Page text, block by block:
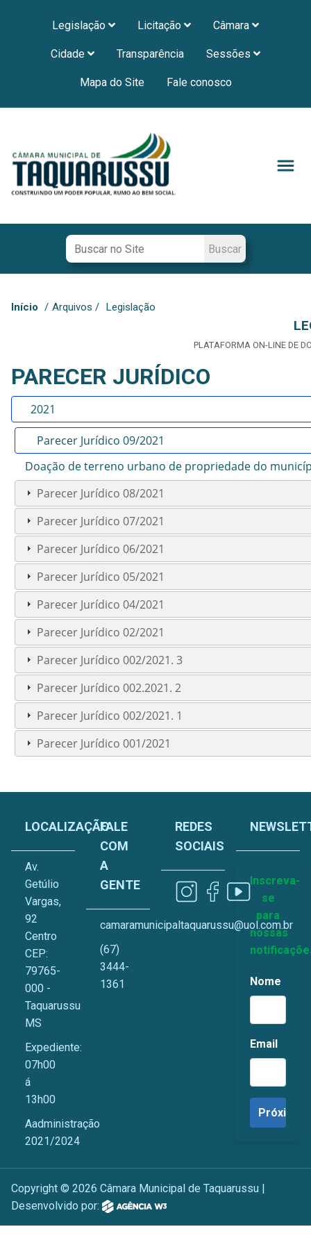
Legislação Licitação Câmara
Cidade Transparência Sessões
Mapa do Site Fale conosco
Início / Arquivos / Legislação
PLATAFORMA ON-LINE DE
PARECER JURÍDICO
2021
Parecer Jurídico 09/2021
Doação de terreno urbano de propriedade do
Parecer Jurídico 08/2021
Parecer Jurídico 07/2021
Parecer Jurídico 06/2021
Parecer Jurídico 05/2021
Parecer Jurídico 04/2021
Parecer Jurídico 02/2021
Parecer Jurídico 002/2021. 3
Parecer Jurídico 002.2021. 2
Parecer Jurídico 002/2021. 1
Parecer Jurídico 001/2021
LOCALIZAÇÃO
Av.
Getúlio
Vargas,
92
Centro
CEP:
79765-
000 -
Taquarussu
MS
Expediente:
07h00
á
13h00
Aadministração
2021/2024
FALE
COM
A
GENTE
camaramunicipaltaquarussu@uol.com.br
(67)
3444-
1361
REDES
SOCIAIS
Inscreva-
se
para
nossas
Nome
Email
Copyright © 2026 Câmara Municipal de Taquarussu |
Desenvolvido por: